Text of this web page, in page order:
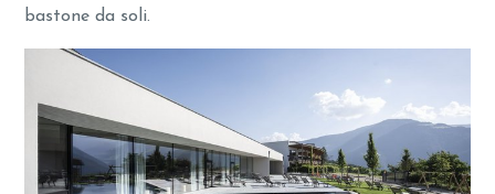
bastone da soli.